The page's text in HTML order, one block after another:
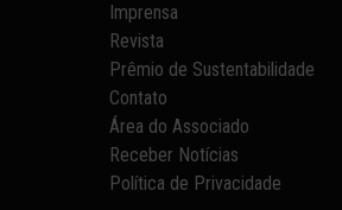
Imprensa
Revista
Prêmio de Sustentabilidade
Contato
Área do Associado
Receber Notícias
Política de Privacidade